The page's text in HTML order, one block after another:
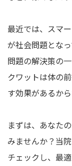
最近では、スマ
が社会問題とな
問題の解決策の
クワットは体の
す効果があるから
まずは、あなた
みませんか？当
チェックし、最